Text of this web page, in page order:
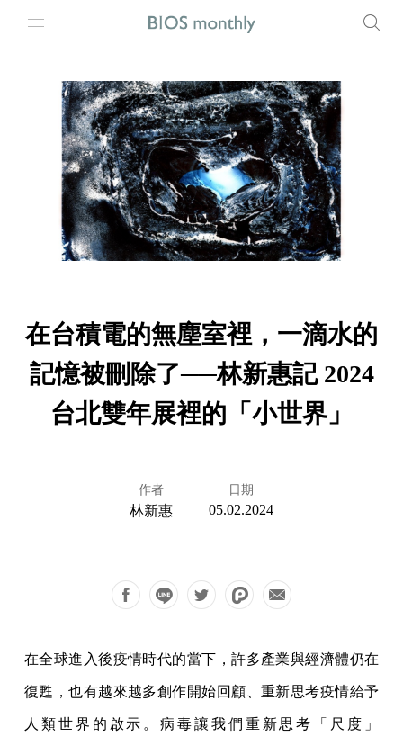
在台積電的無塵室裡，一滴水的
記憶被刪除了──林新惠記 2024
台北雙年展裡的「小世界」
作者
林新惠
日期
05.02.2024
在全球進入後疫情時代的當下，許多產業與經濟體仍在
復甦，也有越來越多創作開始回顧、重新思考疫情給予
人類世界的啟示。病毒讓我們重新思考「尺度」